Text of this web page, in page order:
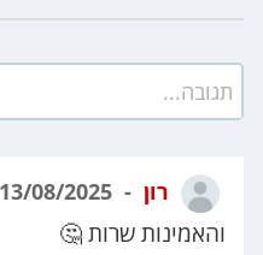
תגובה...
רון
והאמינות שרות 🤔